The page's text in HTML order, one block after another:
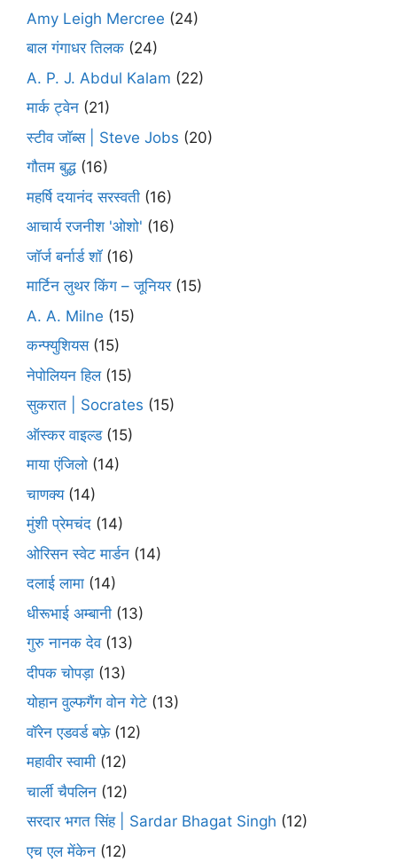
Amy Leigh Mercree (24)
बाल गंगाधर तिलक (24)
A. P. J. Abdul Kalam (22)
मार्क ट्वेन (21)
स्टीव जॉब्स | Steve Jobs (20)
गौतम बुद्ध (16)
महर्षि दयानंद सरस्वती (16)
आचार्य रजनीश 'ओशो' (16)
जॉर्ज बर्नार्ड शॉ(16)
मार्टिन लुथर किंग – जूनियर(15)
A. A. Milne (15)
कन्फ्युशियस(15)
नेपोलियन हिल(15)
सुकरात | Socrates (15)
ऑस्कर वाइल्ड(15)
माया एंजिलो (14)
चाणक्य(14)
मुंशी प्रेमचंद (14)
ओरिसन स्‍वेट मार्डन (14)
दलाई लामा (14)
धीरूभाई अम्बानी (13)
गुरु नानक देव(13)
दीपक चोपड़ा (13)
योहान वुल्फगैंग वोन गेटे (13)
वॉरेन एडवर्ड बफ़े(12)
महावीर स्वामी (12)
चार्ली चैपलिन (12)
सरदार भगत सिंह | Sardar Bhagat Singh (12)
एच एल मेंकेन (12)